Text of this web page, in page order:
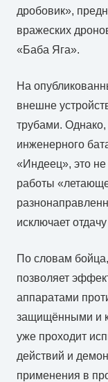
дробовик»,
вражеских
«Баба Яга».
На
внешне
трубами.
инженерного
«Индеец», это
работы
исключает
По словам
позволяет
аппаратами
защищёнными и
уже проходит
действий и
применения в